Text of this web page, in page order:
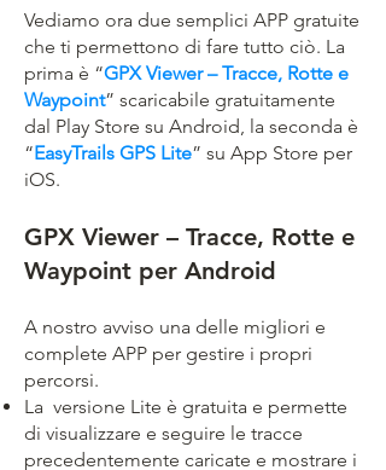
Vediamo ora due semplici APP gratuite
che ti permettono di fare tutto ciò. La
prima è “GPX Viewer – Tracce, Rotte e
Waypoint” scaricabile gratuitamente
dal Play Store su Android, la seconda è
“EasyTrails GPS Lite” su App Store per
iOS.
GPX Viewer – Tracce, Rotte e
Waypoint per Android
A nostro avviso una delle migliori e
complete APP per gestire i propri
percorsi.
La versione Lite è gratuita e permette
di visualizzare e seguire le tracce
precedentemente caricate e mostrare i